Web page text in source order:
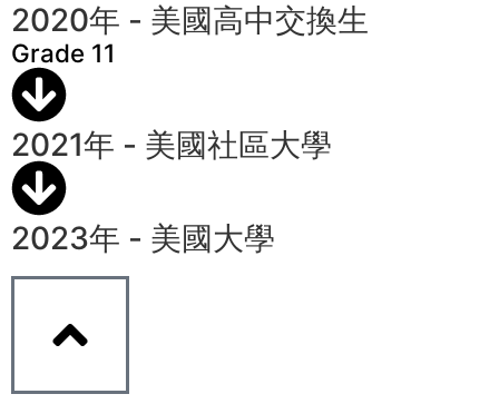
2020年 - 美國高中交換生
Grade 11
2021年 - 美國社區大學
2023年 - 美國大學